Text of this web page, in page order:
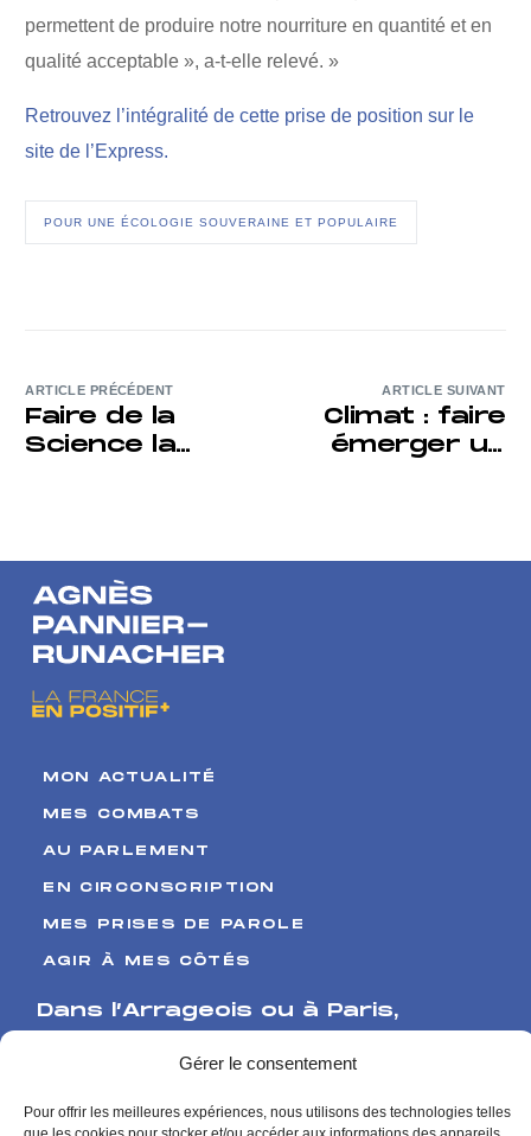
Gérer le consentement
Pour offrir les meilleures expériences, nous utilisons des technologies telles
permettent de produire notre nourriture en quantité et en
qualité acceptable », a-t-elle relevé. »
Retrouvez l’intégralité de cette prise de position sur le
site de l’Express.
POUR UNE ÉCOLOGIE SOUVERAINE ET POPULAIRE
ARTICLE PRÉCÉDENT
Faire de la
Science la
ARTICLE SUIVANT
Climat : faire
émerger un
MON ACTUALITÉ
MES COMBATS
AU PARLEMENT
EN CIRCONSCRIPTION
MES PRISES DE PAROLE
AGIR À MES CÔTÉS
Dans l’Arrageois ou à Paris,
62000 Arras